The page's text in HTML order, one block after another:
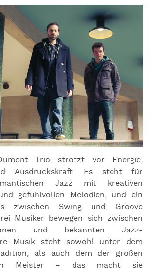
Trio strotzt vor Energie,
Ausdruckskraft. Es steht für
Jazz mit kreativen
gefühlvollen Melodien, und ein
zwischen Swing und Groove
Musiker bewegen sich zwischen
und bekannten Jazz-
Musik steht sowohl unter dem
als auch dem der großen
Meister – das macht sie